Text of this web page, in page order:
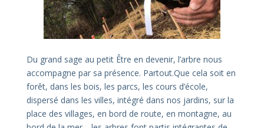
Du grand sage au petit Être en devenir, l’arbre nous
accompagne par sa présence. Partout.Que cela soit en
forêt, dans les bois, les parcs, les cours d’école,
dispersé dans les villes, intégré dans nos jardins, sur la
place des villages, en bord de route, en montagne, au